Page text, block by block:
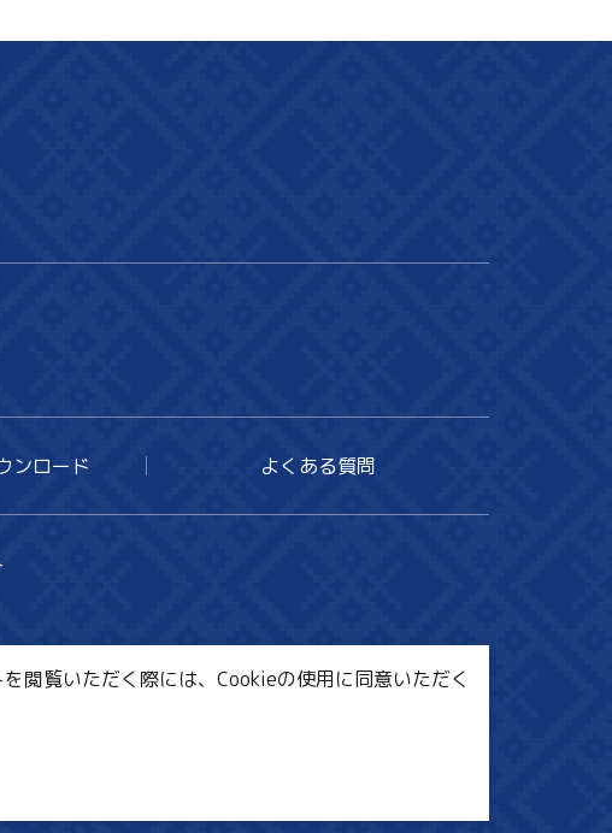
ンロード よくある質問
閲覧いただく際には、Cookieの使用に同意いただく